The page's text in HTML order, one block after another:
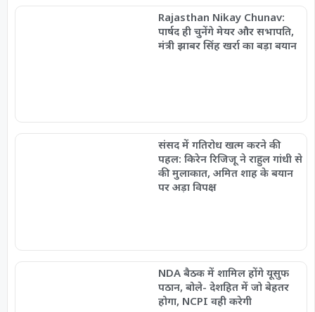
Rajasthan Nikay Chunav:
पार्षद ही चुनेंगे मेयर और सभापति,
मंत्री झाबर सिंह खर्रा का बड़ा बयान
संसद में गतिरोध खत्म करने की
पहल: किरेन रिजिजू ने राहुल गांधी से
की मुलाकात, अमित शाह के बयान
पर अड़ा विपक्ष
NDA बैठक में शामिल होंगे यूसुफ
पठान, बोले- देशहित में जो बेहतर
होगा, NCPI वही करेगी